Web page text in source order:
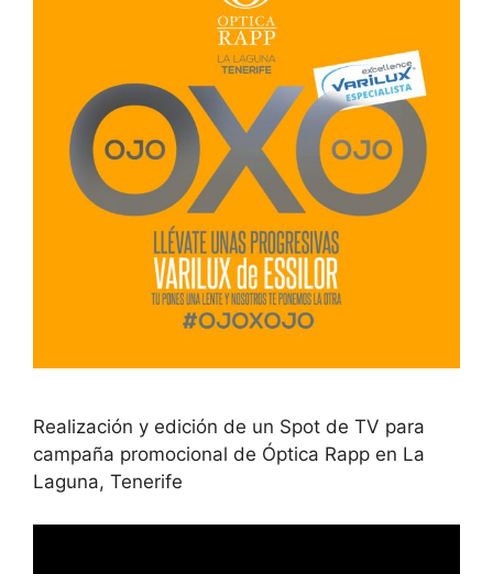
Realización y edición de un Spot de TV para
campaña promocional de Óptica Rapp en La
Laguna, Tenerife